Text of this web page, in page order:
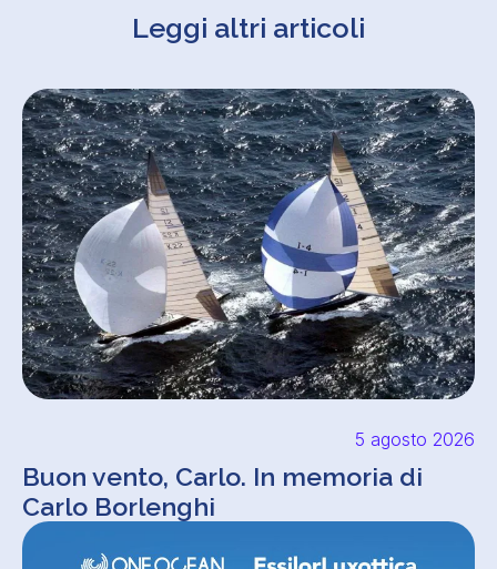
Leggi altri articoli
5 agosto 2026
Buon vento, Carlo. In memoria di
Carlo Borlenghi